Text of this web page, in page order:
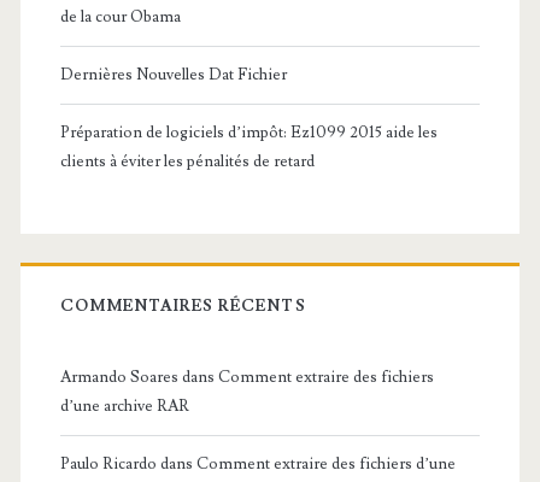
de la cour Obama
Dernières Nouvelles Dat Fichier
Préparation de logiciels d’impôt: Ez1099 2015 aide les
clients à éviter les pénalités de retard
COMMENTAIRES RÉCENTS
Armando Soares dans Comment extraire des fichiers
d’une archive RAR
Paulo Ricardo dans Comment extraire des fichiers d’une